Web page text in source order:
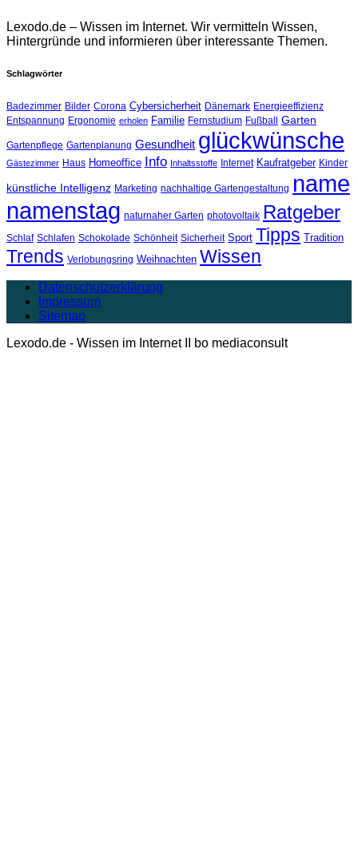
Lexodo.de – Wissen im Internet. Wir vermitteln Wissen,
Hintergründe und informieren über interessante Themen.
Schlagwörter
Badezimmer Bilder Corona Cybersicherheit Dänemark Energieeffizienz
Entspannung Ergonomie erholen Familie Fernstudium Fußball Garten
Gartenpflege Gartenplanung Gesundheit glückwünsche
Gästezimmer Haus Homeoffice Info Inhaltsstoffe Internet Kaufratgeber Kinder
künstliche Intelligenz Marketing nachhaltige Gartengestaltung name
namenstag naturnaher Garten photovoltaik Ratgeber
Schlaf Schlafen Schokolade Schönheit Sicherheit Sport Tipps Tradition
Trends Verlobungsring Weihnachten Wissen
Datenschutzerklärung
Impressum
Sitemap
Lexodo.de - Wissen im Internet II bo mediaconsult